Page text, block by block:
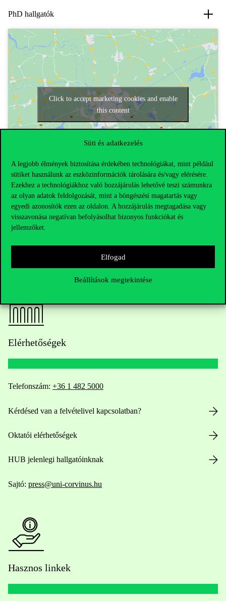
Süti és adatkezelés
A legjobb élmények biztosítása érdekében technológiákat, mint például
sütiket használunk az eszközinformációk tárolására és/vagy elérésére.
Ezekhez a technológiákhoz való hozzájárulás lehetővé teszi számunkra
az olyan adatok feldolgozását, mint a böngészési magatartás vagy
egyedi azonosítók ezen az oldalon. A hozzájárulás megtagadása vagy
visszavonása negatívan befolyásolhat bizonyos funkciókat és
jellemzőket.
Elfogad
Beállítások megtekintése
PhD hallgatók
Click to accept marketing cookies and enable
this content
Elérhetőségek
Telefonszám: +36 1 482 5000
Kérdésed van a felvételivel kapcsolatban?
Oktatói elérhetőségek
HUB jelenlegi hallgatóinknak
Sajtó: press@uni-corvinus.hu
Hasznos linkek